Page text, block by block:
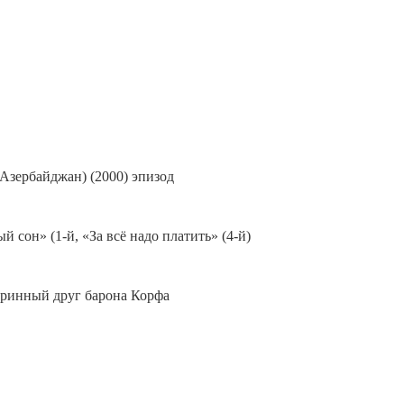
(2000) эпизод
сон» (1-й, «За всё надо платить» (4-й)
друг барона Корфа